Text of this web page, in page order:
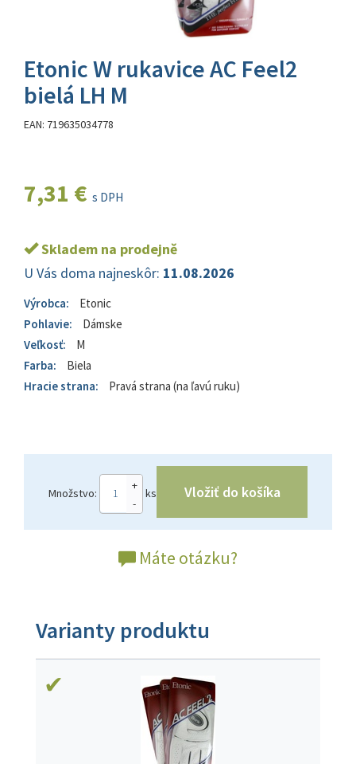
Etonic W rukavice AC Feel2
bielá LH M
EAN: 719635034778
7,31 € s DPH
Skladem na prodejně
U Vás doma najneskôr: 11.08.2026
Výrobca:
Etonic
Pohlavie:
Dámske
Veľkosť:
M
Farba:
Biela
Hracie strana:
Pravá strana (na ľavú ruku)
Množstvo:
-
+
ks Vložiť do košíka
Máte otázku?
Varianty produktu